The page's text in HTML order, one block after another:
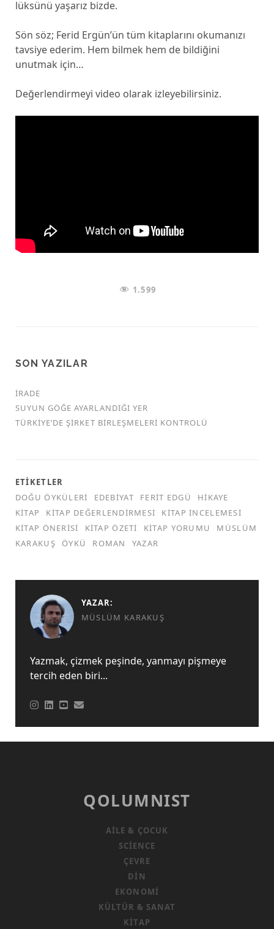
lüksünü yaşarız bizde.
Sön söz; Ferid Ergün’ün tüm kitaplarını okumanızı
tavsiye ederim. Hem bilmek hem de bildiğini
unutmak için…
Değerlendirmeyi video olarak izleyebilirsiniz.
1.599
SON YAZILAR
İRADE
SUYUN GÖĞE AYARLANDIĞI YER
TÜRKİYE’DE ŞİRKET BİRLEŞMELERİ KONTROLÜ
ETIKETLER
DOĞU ÖYKÜLERI
EDEBIYAT FERIT EDGÜ
HIKAYE
KITAP
KITAP DEĞERLENDIRMESI
KITAP INCELEMESI
KITAP ÖNERISI
KITAP ÖZETI KITAP YORUMU
MÜSLÜM
KARAKUŞ
ÖYKÜ ROMAN YAZAR
YAZAR:
MÜSLÜM KARAKUŞ
Yazmak, çizmek peşinde, yanmayı pişmeye
tercih eden biri...
QOLUMNIST
AILE & ÇOCUK
SCIENCE
ÇEVRE
DIN
EKONOMI
KÜLTÜR & SANAT
KITAP